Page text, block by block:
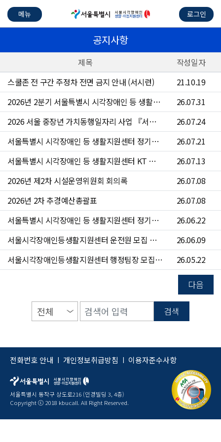
메뉴 로그인
공지사항
제목
작성일자
스쿨존 전 구간 주정차 전면 금지 안내 (서시련)
21.10.19
2026년 2분기 서울특별시 시각장애인 등 생활지원센터 수의계약 현황
26.07.31
2026 서울 중장년 가치동행일자리 사업 『서울시각장애인등생활지원센터 운전원』참여자 4차 모집 공고문
26.07.24
서울특별시 시각장애인 등 생활지원센터 정기점검 안내
26.07.21
서울특별시 시각장애인 등 생활지원센터 KT 문자 서비스 점검 안내
26.07.13
2026년 제2차 시설운영위원회 회의록
26.07.08
2026년 2차 추경예산총괄표
26.07.08
서울특별시 시각장애인 등 생활지원센터 정기점검 안내
26.06.22
서울시각장애인등생활지원센터 운전원 모집 공고(~6/24)
26.06.09
서울시각장애인등생활지원센터 행정팀장 모집 공고(~6/7)
26.05.22
다음
검색
전화번호 안내 | 개인정보취급방침 | 이용자준수사항
서울특별시 동작구 상도로216 (인경빌딩 3, 4층)
Copyright ⓒ 2018 kbucall. All Right Reserved.